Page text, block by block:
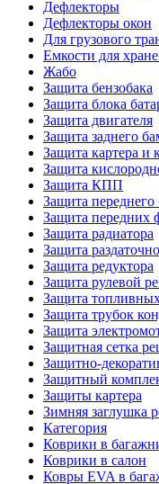
Дефлекторы
Дефлекторы окон
Для грузового
Емкости для
Жабо
Защита бензобака
Защита блока
Защита двигателя
Защита заднего
Защита картера и
Защита
Защита КПП
Защита переднего
Защита передних
Защита радиатора
Защита
Защита редуктора
Защита рулевой
Защита
Защита трубок
Защита
Защитная сетка
Защитно-
Защитный
Защиты картера
Зимняя заглушка
Категория
Коврики в
Коврики в салон
Ковры EVA в